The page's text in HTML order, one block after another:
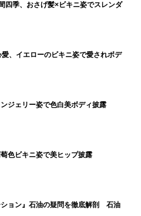
四季、おさげ髪×ビキニ姿でスレンダ
、イエローのビキニ姿で愛されボデ
ジェリー姿で色白美ボディ披露
色ビキニ姿で美ヒップ披露
ション』石油の疑問を徹底解剖 石油